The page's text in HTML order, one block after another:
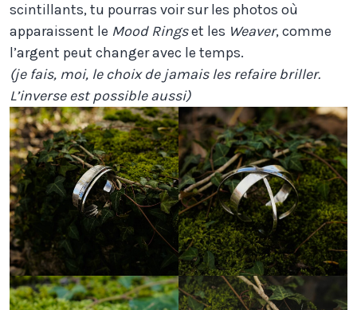
scintillants, tu pourras voir sur les photos où
apparaissent le Mood Ringset les Weaver, comme
l’argent peut changer avec le temps.
(je fais, moi, le choix de jamais les refaire briller.
L’inverse est possible aussi)